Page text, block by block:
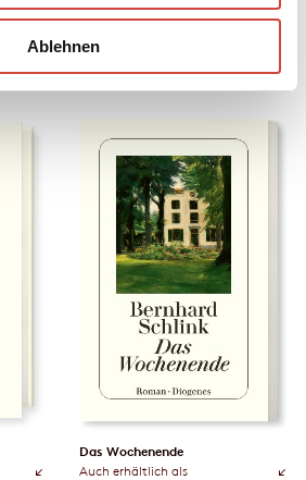
Ablehnen
Die Frau auf der Treppe
Auch erhältlich als
Das Wochenende
Auch erhältlich als